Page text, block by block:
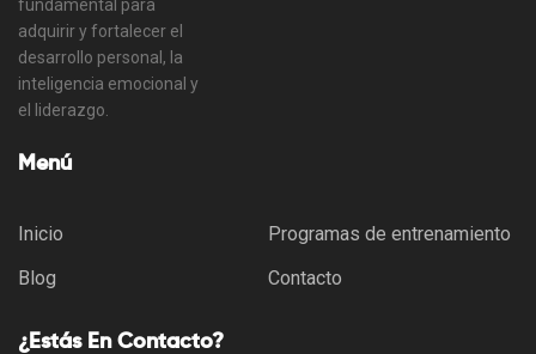
fundamental para
adquirir y fortalecer el
desarrollo personal, la
inteligencia emocional y
el liderazgo.
Menú
Inicio
Programas de entrenamiento
Blog
Contacto
¿Estás En Contacto?